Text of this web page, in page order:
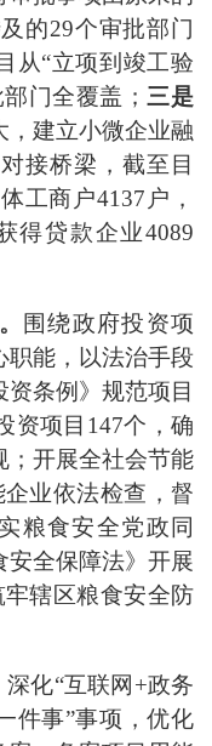
的29个审批部门
从“立项到竣工验
门全覆盖； 三是
，建立小微企业融
接桥梁，截至目
工商户4137 户，
得贷款企业4089
围绕政府投资项
职能，以法治手段
条例》规范项目
资项目 147个，确
；开展全社会节能
业依法检查，督
粮食安全党政同
安全保障法》开展
牢辖区粮食安全防
深化“互联网 +政务
件事”事项，优化